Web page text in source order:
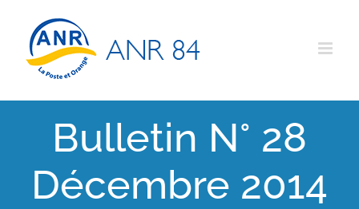
contenu
Bulletin N° 28
Décembre 2014